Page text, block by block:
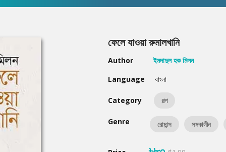
Humayun Ahmed
Mouri Morium
Hot & New
ফেলে যাওয়া রুমালখানি
Author
ইমদাদুল হক মিলন
Language
বাংলা
Category গল্প
Genre রোমান্স সমকালীন